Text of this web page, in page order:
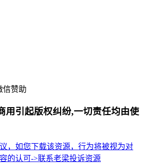
信赞助
用引起版权纠纷,一切责任均由使
，如您下载该资源，行为将被视为对
的认可->联系老梁投诉资源